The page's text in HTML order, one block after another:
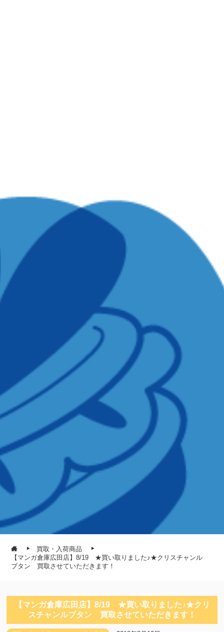
買取・入荷商品
【マンガ倉庫広田店】8/19 ★買い取りました♪★クリスチャンル
ブタン 買取させていただきます！
【マンガ倉庫広田店】8/19 ★買い取りました♪★クリ
スチャンルブタン 買取させていただきます！